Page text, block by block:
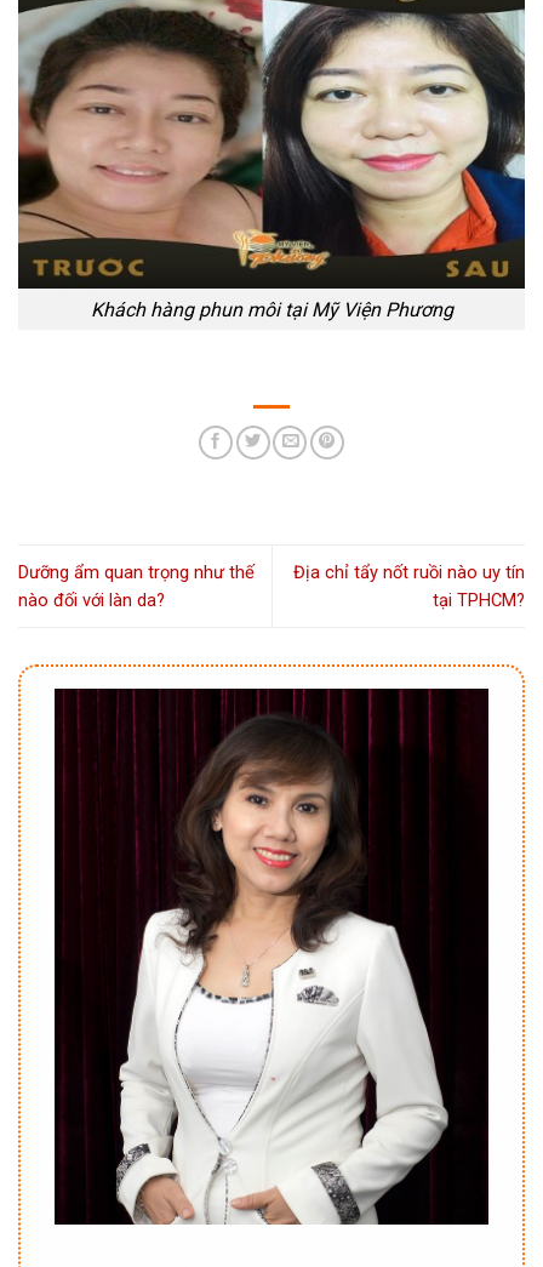
Khách hàng phun môi tại Mỹ Viện Phương
Dưỡng ẩm quan trọng như thế
nào đối với làn da?
Địa chỉ tẩy nốt ruồi nào uy tín
tại TPHCM?